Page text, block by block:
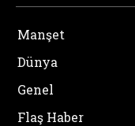
Manşet
Dünya
Genel
Flaş Haber